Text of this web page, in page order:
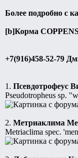
Более подробно с
[b]Корма
+7(916)458-52-79
1. Псевдотрофеус
Pseudotropheus sp.
2. Метриаклима
Metriaclima spec.